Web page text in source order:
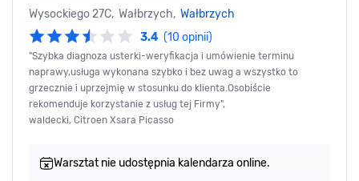
Wysockiego 27C, Wałbrzych, Wałbrzych
3.4 (10 opinii)
"Szybka diagnoza usterki-weryfikacja i umówienie terminu
naprawy,usługa wykonana szybko i bez uwag a wszystko to
grzecznie i uprzejmię w stosunku do klienta.Osobiście
rekomenduje korzystanie z usług tej Firmy",
waldecki, Citroen Xsara Picasso
Warsztat nie udostępnia kalendarza online.